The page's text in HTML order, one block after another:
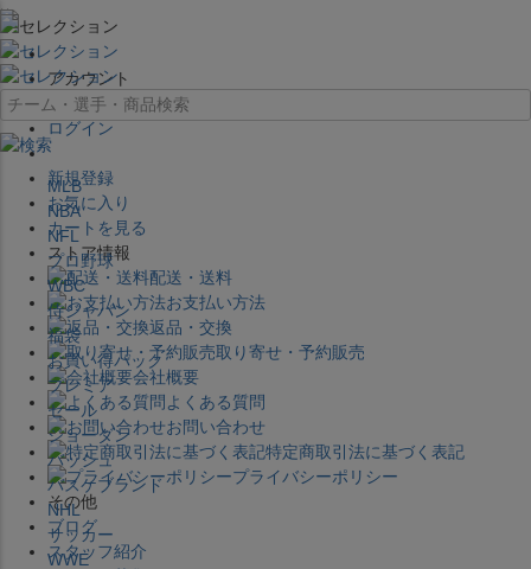
×
アカウント
ログイン
新規登録
お気に入り
カートを見る
ストア情報
配送・送料
お支払い方法
返品・交換
取り寄せ・予約販売
会社概要
よくある質問
お問い合わせ
特定商取引法に基づく表記
プライバシーポリシー
その他
ブログ
スタッフ紹介
MLB
NBA
NFL
プロ野球
WBC
侍ジャパン
福袋
お買い得パック
プレミア
セール
ジョーダン
バッシュ
バスケブランド
NHL
サッカー
WWE